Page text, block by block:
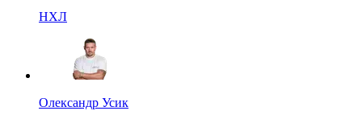
НХЛ
Олександр Усик